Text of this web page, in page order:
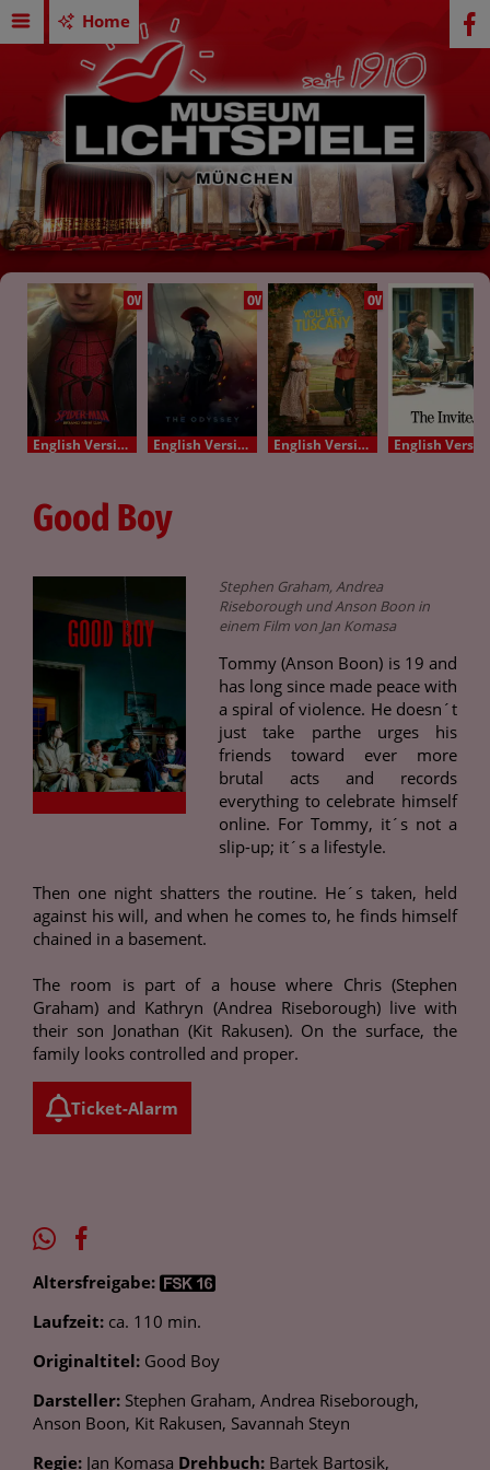
Home
OV
English Version - OV
OV
English Version - OV
OV
English Version - OV
Good Boy
Stephen Graham, Andrea
Riseborough und Anson Boon in
einem Film von Jan Komasa
Tommy (Anson Boon) is 19 and
has long since made peace with
a spiral of violence. He doesn´t
just take parthe urges his
friends toward ever more
brutal acts and records
everything to celebrate himself
online. For Tommy, it´s not a
slip-up; it´s a lifestyle.
Then one night shatters the routine. He´s taken, held
against his will, and when he comes to, he finds himself
chained in a basement.
The room is part of a house where Chris (Stephen
Graham) and Kathryn (Andrea Riseborough) live with
their son Jonathan (Kit Rakusen). On the surface, the
family looks controlled and proper.
Ticket-Alarm
Altersfreigabe:
Laufzeit: ca. 110 min.
Originaltitel: Good Boy
Darsteller: Stephen Graham, Andrea Riseborough,
Anson Boon, Kit Rakusen, Savannah Steyn
Regie: Jan Komasa Drehbuch: Bartek Bartosik,